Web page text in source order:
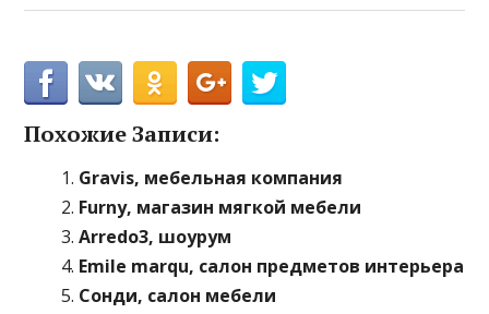
Похожие Записи:
Gravis, мебельная компания
Furny, магазин мягкой мебели
Arredo3, шоурум
Emile marqu, салон предметов интерьера
Сонди, салон мебели